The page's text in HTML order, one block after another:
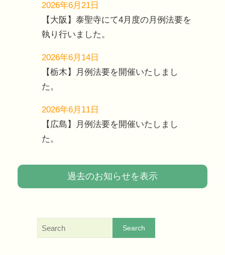
2026年6月21日
【大阪】泰聖寺にて4月度の月例法要を
執り行いました。
2026年6月14日
【栃木】月例法要を開催いたしまし
た。
2026年6月11日
【広島】月例法要を開催いたしまし
た。
過去のお知らせを表示
Search